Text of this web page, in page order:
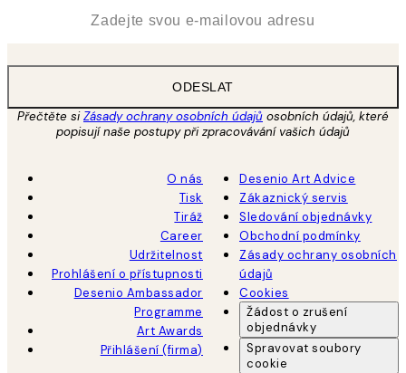
ODESLAT
Přečtěte siZásady ochrany osobních údajů osobních údajů, které
popisují naše postupy při zpracovávání vašich údajů
O nás
Tisk
Tiráž
Career
Udržitelnost
Prohlášení o přístupnosti
Desenio Ambassador
Programme
Art Awards
Přihlášení (firma)
Desenio Art Advice
Zákaznický servis
Sledování objednávky
Obchodní podmínky
Zásady ochrany osobních
údajů
Cookies
Žádost o zrušení
objednávky
Spravovat soubory
cookie